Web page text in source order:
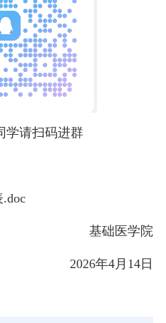
学请扫码进群
基础医学院
2026年4月14日